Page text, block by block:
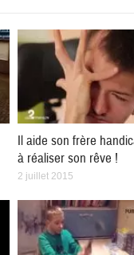
Il aide son frère
à réaliser son rêve !
2 juillet 2015